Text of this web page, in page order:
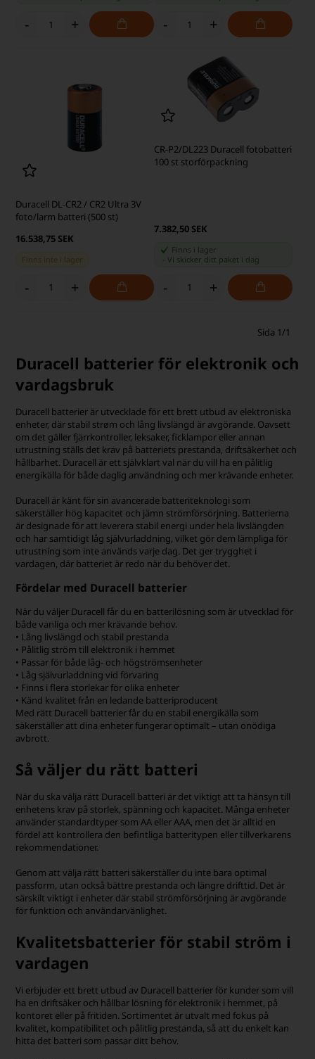
- + - +
Duracell DL-CR2 / CR2 Ultra 3V
foto/larm batteri (500 st)
16.538,75 SEK
Finns inte i lager
- +
CR-P2/DL223 Duracell fotobatteri
100 st storförpackning
7.382,50 SEK
Finns i lager
Vi skicker ditt paket i dag
- +
Sida 1/1
Duracell batterier för elektronik och
vardagsbruk
Duracell batterier är utvecklade för ett brett utbud av elektroniska
enheter, där stabil strøm och lång livslängd är avgörande. Oavsett
om det gäller fjärrkontroller, leksaker, ficklampor eller annan
utrustning ställs det krav på batteriets prestanda, driftsäkerhet och
hållbarhet. Duracell är ett självklart val när du vill ha en pålitlig
energikälla för både daglig användning och mer krävande enheter.
Duracell är känt för sin avancerade batteriteknologi som
säkerställer hög kapacitet och jämn strömförsörjning. Batterierna
är designade för att leverera stabil energi under hela livslängden
och har samtidigt låg självurladdning, vilket gör dem lämpliga för
utrustning som inte används varje dag. Det ger trygghet i
vardagen, där batteriet är redo när du behöver det.
Fördelar med Duracell batterier
När du väljer Duracell får du en batterilösning som är utvecklad för
både vanliga och mer krävande behov.
• Lång livslängd och stabil prestanda
• Pålitlig ström till elektronik i hemmet
• Passar för både låg- och högströmsenheter
• Låg självurladdning vid förvaring
• Finns i flera storlekar för olika enheter
• Känd kvalitet från en ledande batteriproducent
Med rätt Duracell batterier får du en stabil energikälla som
säkerställer att dina enheter fungerar optimalt – utan onödiga
avbrott.
Så väljer du rätt batteri
När du ska välja rätt Duracell batteri är det viktigt att ta hänsyn till
enhetens krav på storlek, spänning och kapacitet. Många enheter
använder standardtyper som AA eller AAA, men det är alltid en
fördel att kontrollera den befintliga batteritypen eller tillverkarens
rekommendationer.
Genom att välja rätt batteri säkerställer du inte bara optimal
passform, utan också bättre prestanda och längre drifttid. Det är
särskilt viktigt i enheter där stabil strömförsörjning är avgörande
för funktion och användarvänlighet.
Kvalitetsbatterier för stabil ström i
vardagen
Vi erbjuder ett brett utbud av Duracell batterier för kunder som vill
ha en driftsäker och hållbar lösning för elektronik i hemmet, på
kontoret eller på fritiden. Sortimentet är utvalt med fokus på
kvalitet, kompatibilitet och pålitlig prestanda, så att du enkelt kan
hitta det batteri som passar ditt behov.